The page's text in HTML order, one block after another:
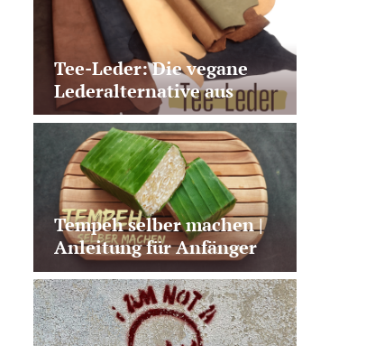
Tee-Leder: Die vegane
Lederalternative aus
Teeabfällen
Tempeh selber machen |
Anleitung für Anfänger
mit Fehler-Check